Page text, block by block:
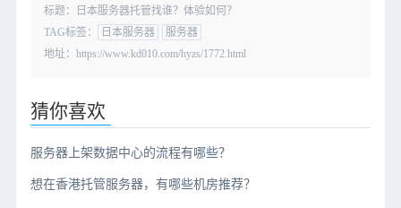
标题：日本服务器托管找谁？体验如何？
TAG标签：
日本服务器
服务器
地址：https://www.kd010.com/hyzs/1772.html
猜你喜欢
服务器上架数据中心的流程有哪些？
想在香港托管服务器，有哪些机房推荐？